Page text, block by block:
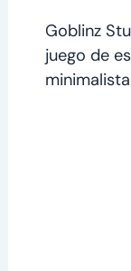
Goblinz
juego de
minimalista